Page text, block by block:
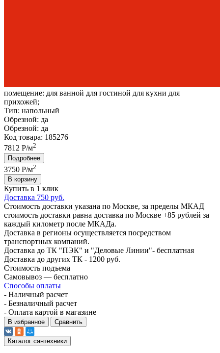
помещение: для ванной для гостиной для кухни для
прихожей;
Тип: напольный
Обрезной: да
Обрезной: да
Код товара: 185276
7812 Р/м2
Подробнее
3750 Р/м2
В корзину
Купить в 1 клик
Доставка 750 руб.
Стоимость доставки указана по Москве, за пределы МКАД
стоимость доставки равна доставка по Москве +85 рублей за
каждый километр после МКАДа.
Доставка в регионы осуществляется посредством
транспортных компаний.
Доставка до ТК "ПЭК" и "Деловые Линии"- бесплатная
Доставка до других ТК - 1200 руб.
Стоимость подъема
Самовывоз — бесплатно
Способы оплаты
- Наличный расчет
- Безналичный расчет
- Оплата картой в магазине
В избранное Сравнить
Каталог сантехники